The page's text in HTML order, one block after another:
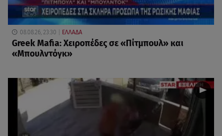
08.08.26, 23:30 ΕΛΛΑΔΑ
Greek Mafia: Χειροπέδες σε «Πίτμπουλ» και
«Μπουλντόγκ»